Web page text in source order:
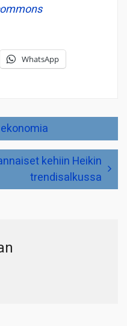
WhatsApp
kehiin Heikin
trendisalkussa